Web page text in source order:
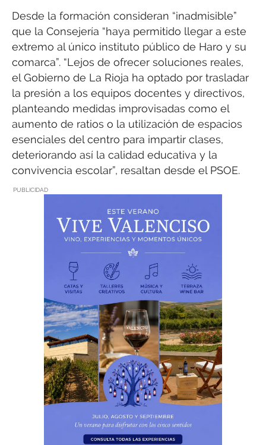
Desde la formación consideran “inadmisible”
que la Consejería “haya permitido llegar a este
extremo al único instituto público de Haro y su
comarca”. “Lejos de ofrecer soluciones reales,
el Gobierno de La Rioja ha optado por trasladar
la presión a los equipos docentes y directivos,
planteando medidas improvisadas como el
aumento de ratios o la utilización de espacios
esenciales del centro para impartir clases,
deteriorando así la calidad educativa y la
convivencia escolar”, resaltan desde el PSOE.
PUBLICIDAD